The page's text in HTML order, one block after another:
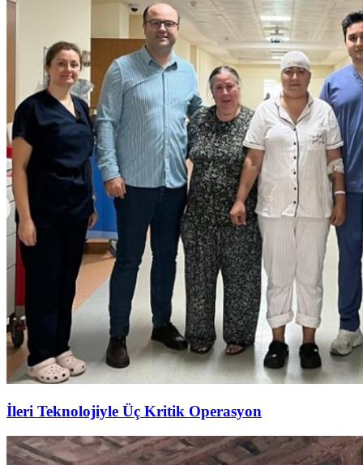
İleri Teknolojiyle Üç Kritik Operasyon